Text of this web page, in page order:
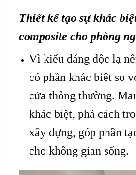
Thiết kế tạo sự khác
composite cho phòng
Vì kiểu dáng độc lạ
có phần khác biệt so
cửa thông thường.
khác biệt, phá cách
xây dựng, góp phần
cho không gian sống.